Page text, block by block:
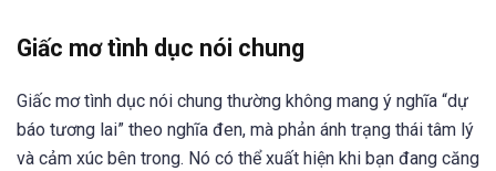
Giấc mơ tình dục nói chung
Giấc mơ tình dục nói chung thường không mang ý nghĩa “dự
báo tương lai” theo nghĩa đen, mà phản ánh trạng thái tâm lý
và cảm xúc bên trong. Nó có thể xuất hiện khi bạn đang căng